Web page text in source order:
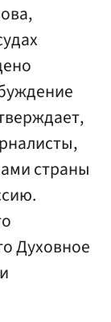
страны
Духовное